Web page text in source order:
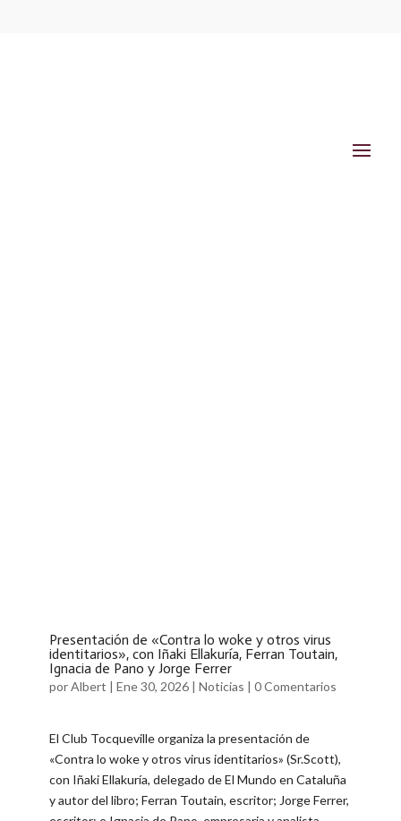
Presentación de «Contra lo woke y otros virus
identitarios», con Iñaki Ellakuría, Ferran Toutain,
Ignacia de Pano y Jorge Ferrer
porAlbert | Ene 30, 2026| Noticias | 0 Comentarios
El Club Tocqueville organiza la presentación de
«Contra lo woke y otros virus identitarios» (Sr.Scott),
con Iñaki Ellakuría, delegado de El Mundo en Cataluña
y autor del libro; Ferran Toutain, escritor; Jorge Ferrer,